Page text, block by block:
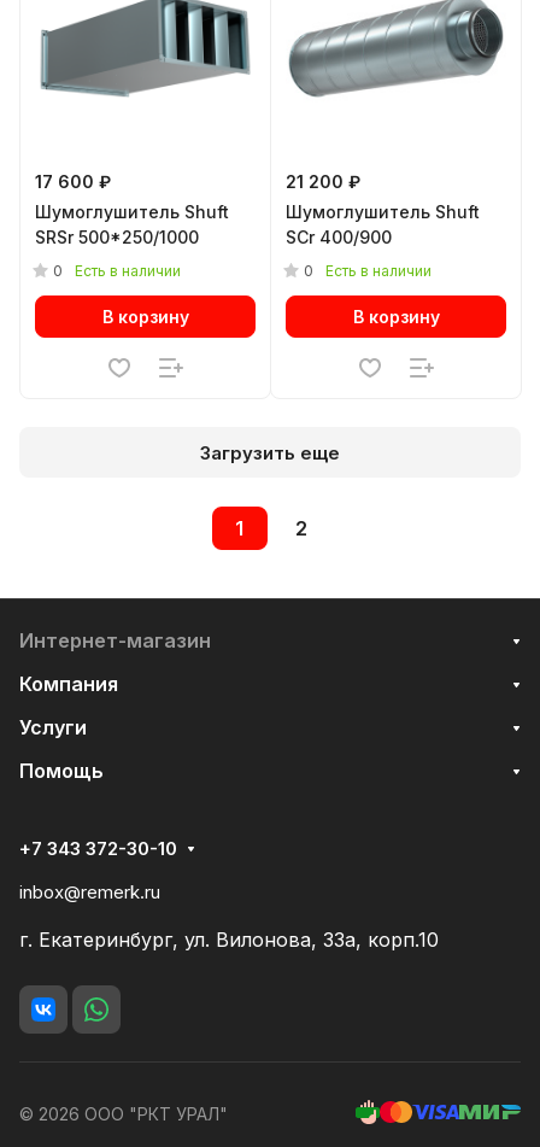
17 600 ₽
Шумоглушитель Shuft
SRSr 500*250/1000
0 Есть в наличии
В корзину
21 200 ₽
Шумоглушитель Shuft
SCr 400/900
0 Есть в наличии
В корзину
Загрузить еще
1 2
Интернет-магазин
Компания
Услуги
Помощь
+7 343 372-30-10
inbox@remerk.ru
г. Екатеринбург, ул. Вилонова, 33а, корп.10
© 2026 ООО "РКТ УРАЛ"